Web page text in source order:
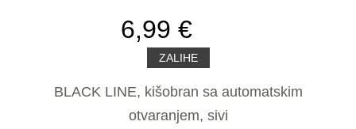
6,99 €
ZALIHE
BLACK LINE, kišobran sa automatskim
otvaranjem, sivi